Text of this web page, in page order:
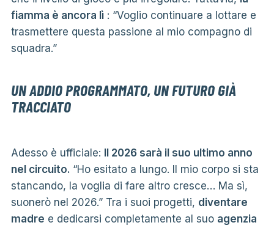
fiamma è ancora lì: “Voglio continuare a lottare e
trasmettere questa passione al mio compagno di
squadra.”
UN ADDIO PROGRAMMATO, UN FUTURO GIÀ
TRACCIATO
Adesso è ufficiale: Il 2026 sarà il suo ultimo anno
nel circuito. “Ho esitato a lungo. Il mio corpo si sta
stancando, la voglia di fare altro cresce… Ma sì,
suonerò nel 2026.” Tra i suoi progetti, diventare
madre e dedicarsi completamente al suo agenzia